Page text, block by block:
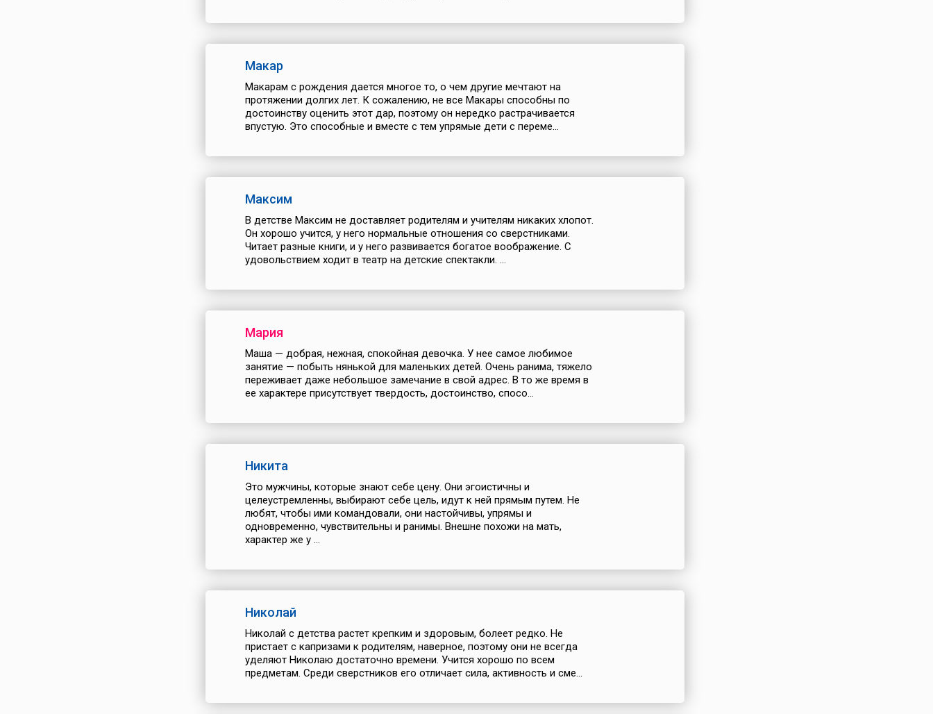
Макар
Макарам с рождения дается многое то, о чем другие мечтают на
протяжении долгих лет. К сожалению, не все Макары способны по
достоинству оценить этот дар, поэтому он нередко растрачивается
впустую. Это способные и вместе с тем упрямые дети с переме...
Максим
В детстве Максим не доставляет родителям и учителям никаких хлопот.
Он хорошо учится, у него нормальные отношения со сверстниками.
Читает разные книги, и у него развивается богатое воображение. С
удовольствием ходит в театр на детские спектакли. ...
Мария
Маша — добрая, нежная, спокойная девочка. У нее самое любимое
занятие — побыть нянькой для маленьких детей. Очень ранима, тяжело
переживает даже небольшое замечание в свой адрес. В то же время в
ее характере присутствует твердость, достоинство, спосо...
Никита
Это мужчины, которые знают себе цену. Они эгоистичны и
целеустремленны, выбирают себе цель, идут к ней прямым путем. Не
любят, чтобы ими командовали, они настойчивы, упрямы и
одновременно, чувствительны и ранимы. Внешне похожи на мать,
характер же у ...
Николай
Николай с детства растет крепким и здоровым, болеет редко. Не
пристает с капризами к родителям, наверное, поэтому они не всегда
уделяют Николаю достаточно времени. Учится хорошо по всем
предметам. Среди сверстников его отличает сила, активность и сме...